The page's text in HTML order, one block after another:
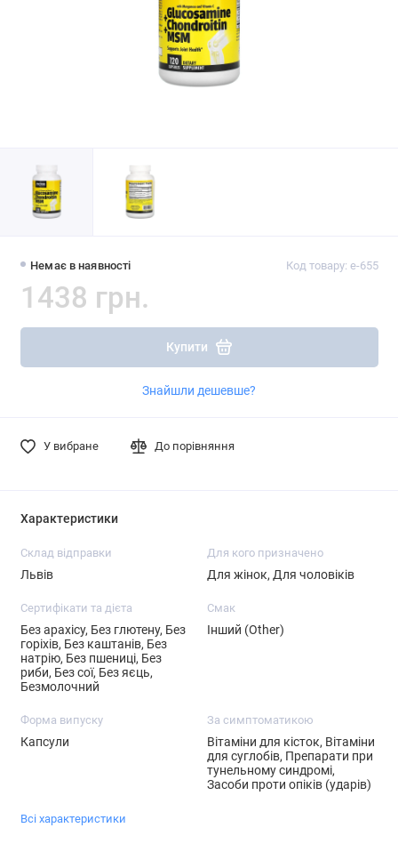
Немає в наявності Код товару: e-655
1438 грн.
Купити
Знайшли дешевше?
У вибране До порівняння
Характеристики
Склад відправки
Львів
Для кого призначено
Для жінок, Для чоловіків
Сертифікати та дієта
Без арахісу, Без глютену, Без
горіхів, Без каштанів, Без
натрію, Без пшениці, Без
риби, Без сої, Без яєць,
Безмолочний
Смак
Інший (Other)
Форма випуску
Капсули
За симптоматикою
Вітаміни для кісток, Вітаміни
для суглобів, Препарати при
тунельному синдромі,
Засоби проти опіків (ударів)
Всі характеристики